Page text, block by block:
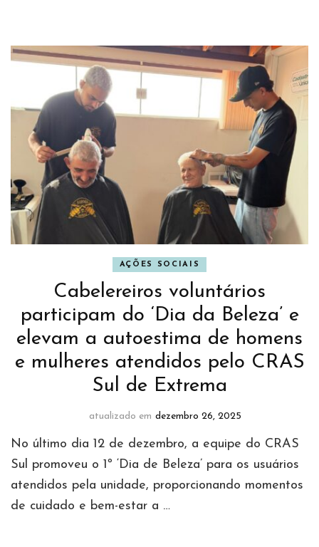
AÇÕES SOCIAIS
Cabelereiros voluntários
participam do ‘Dia da Beleza’ e
elevam a autoestima de homens
e mulheres atendidos pelo CRAS
Sul de Extrema
atualizado em dezembro 26, 2025
No último dia 12 de dezembro, a equipe do CRAS
Sul promoveu o 1º ‘Dia de Beleza’ para os usuários
atendidos pela unidade, proporcionando momentos
de cuidado e bem-estar a …